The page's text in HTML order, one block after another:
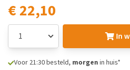
€ 22,10
In
Voor 21:30 besteld, morgen in huis*